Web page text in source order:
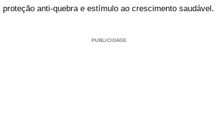
proteção anti-quebra e estímulo ao crescimento saudável.
PUBLICIDADE